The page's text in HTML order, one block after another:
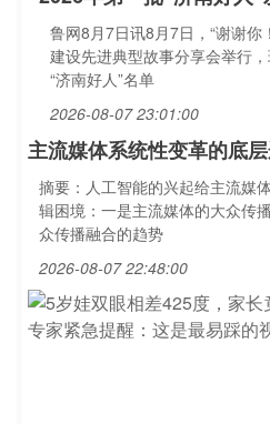
鲁网8月7日讯8月7日，“谢谢你
建设先进典型故事分享会举行
“济南好人”名单
2026-08-07 23:01:00
主流媒体系统性变革的底
摘要：人工智能的兴起给主流媒
辑困境：一是主流媒体的大众传
众传播融合的趋势
2026-08-07 22:48:00